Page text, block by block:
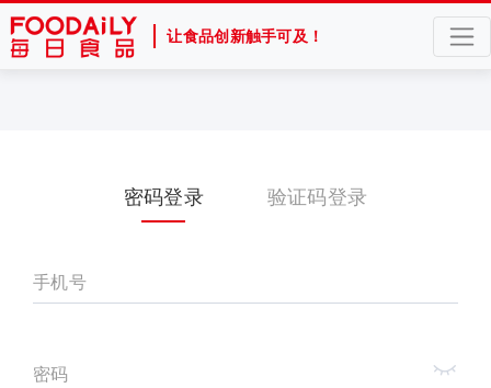
让食品创新触手可及！
密码登录 验证码登录
手机号
密码